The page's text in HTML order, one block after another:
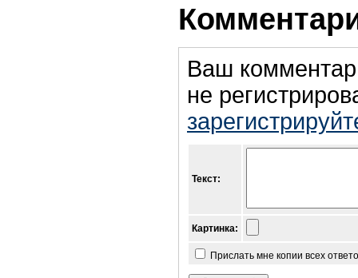
Ваш
не
Текст:
Картинка:
Прислать мне копии всех